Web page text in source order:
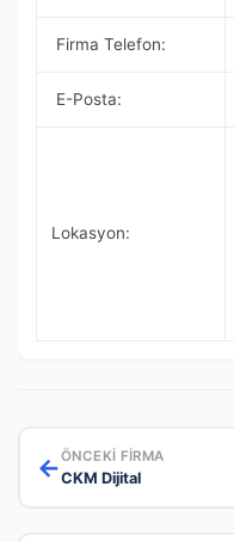
Firma Telefon:
E-Posta:
Lokasyon:
←ÖNCEKI FIRMA
CKM Dijital